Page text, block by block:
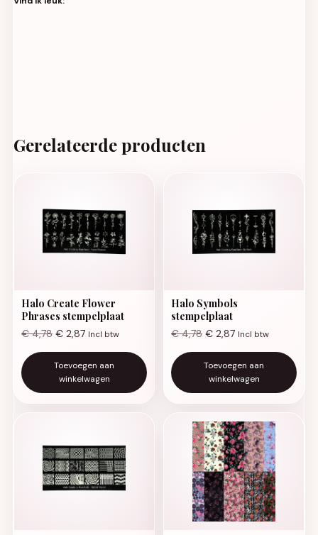
Gerelateerde producten
Halo Create Flower
Phrases stempelplaat
€4,78 € 2,87 Incl btw
Toevoegen aan
winkelwagen
Halo Symbols
stempelplaat
€4,78 € 2,87 Incl btw
Toevoegen aan
winkelwagen